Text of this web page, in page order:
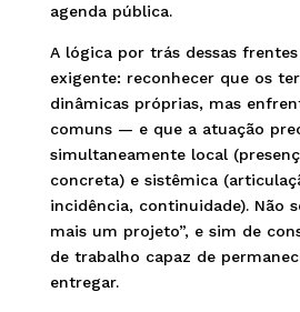
agenda pública.
A lógica por trás dessas
exigente: reconhecer que os
dinâmicas próprias, mas
comuns — e que a atuação
simultaneamente local
concreta) e sistêmica
incidência, continuidade). Não
mais um projeto”, e sim de
de trabalho capaz de
entregar.